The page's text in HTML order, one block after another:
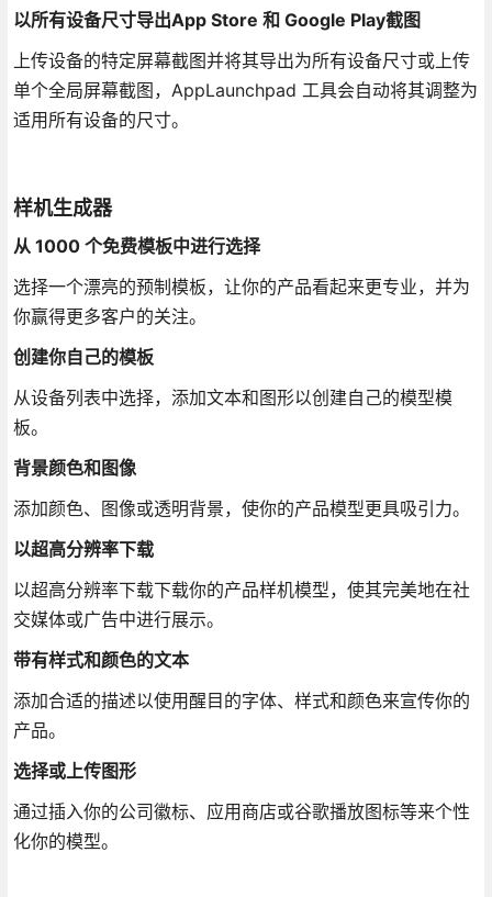
以所有设备尺寸导出App Store 和 Google Play截图
上传设备的特定屏幕截图并将其导出为所有设备尺寸或上传
单个全局屏幕截图，AppLaunchpad 工具会自动将其调整为
适用所有设备的尺寸。
样机生成器
从 1000 个免费模板中进行选择
选择一个漂亮的预制模板，让你的产品看起来更专业，并为
你赢得更多客户的关注。
创建你自己的模板
从设备列表中选择，添加文本和图形以创建自己的模型模
板。
背景颜色和图像
添加颜色、图像或透明背景，使你的产品模型更具吸引力。
以超高分辨率下载
以超高分辨率下载下载你的产品样机模型，使其完美地在社
交媒体或广告中进行展示。
带有样式和颜色的文本
添加合适的描述以使用醒目的字体、样式和颜色来宣传你的
产品。
选择或上传图形
通过插入你的公司徽标、应用商店或谷歌播放图标等来个性
化你的模型。